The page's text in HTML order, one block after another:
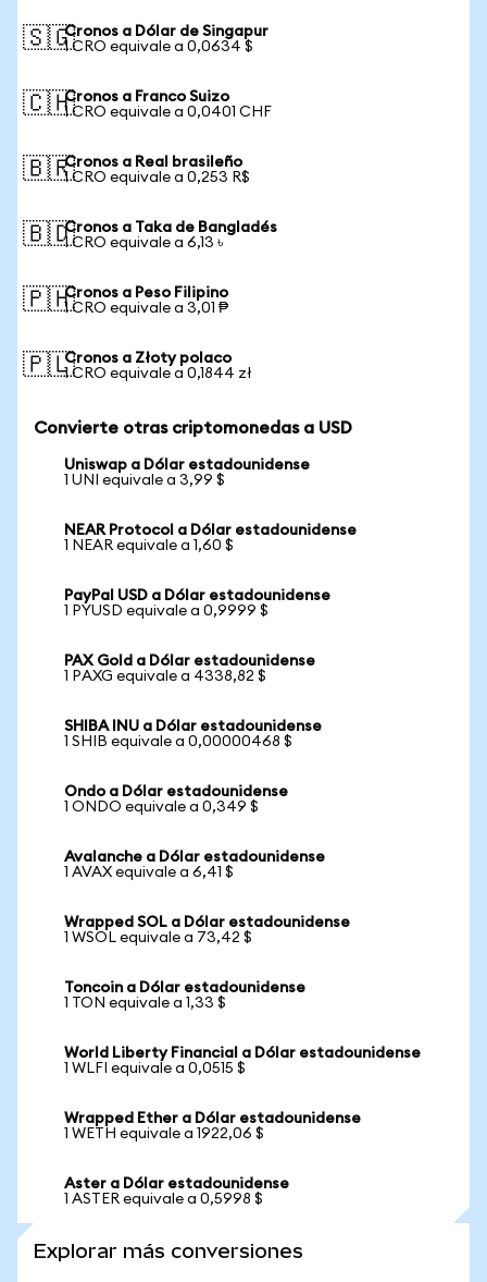
🇸🇬Cronos a Dólar de Singapur
1 CRO equivale a 0,0634 $
🇨🇭Cronos a Franco Suizo
1 CRO equivale a 0,0401 CHF
🇧🇷Cronos a Real brasileño
1 CRO equivale a 0,253 R$
🇧🇩Cronos a Taka de Bangladés
1 CRO equivale a 6,13 ৳
🇵🇭Cronos a Peso Filipino
1 CRO equivale a 3,01 ₱
🇵🇱Cronos a Złoty polaco
1 CRO equivale a 0,1844 zł
Convierte otras criptomonedas a USD
Uniswap a Dólar estadounidense
1 UNI equivale a 3,99 $
NEAR Protocol a Dólar estadounidense
1 NEAR equivale a 1,60 $
PayPal USD a Dólar estadounidense
1 PYUSD equivale a 0,9999 $
PAX Gold a Dólar estadounidense
1 PAXG equivale a 4338,82 $
SHIBA INU a Dólar estadounidense
1 SHIB equivale a 0,00000468 $
Ondo a Dólar estadounidense
1 ONDO equivale a 0,349 $
Avalanche a Dólar estadounidense
1 AVAX equivale a 6,41 $
Wrapped SOL a Dólar estadounidense
1 WSOL equivale a 73,42 $
Toncoin a Dólar estadounidense
1 TON equivale a 1,33 $
World Liberty Financial a Dólar estadounidense
1 WLFI equivale a 0,0515 $
Wrapped Ether a Dólar estadounidense
1 WETH equivale a 1922,06 $
Aster a Dólar estadounidense
1 ASTER equivale a 0,5998 $
Explorar más conversiones